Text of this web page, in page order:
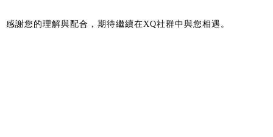
感謝您的理解與配合，期待繼續在XQ社群中與您相遇。